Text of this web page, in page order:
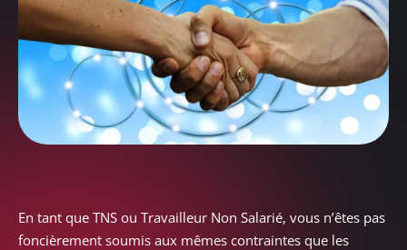
En tant que TNS ou Travailleur Non Salarié, vous n’êtes pas
foncièrement soumis aux mêmes contraintes que les